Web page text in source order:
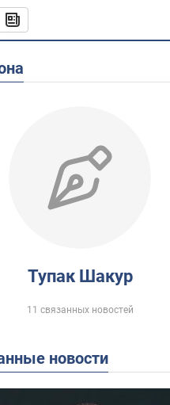
Тупак Шакур
11 связанных новостей
новости